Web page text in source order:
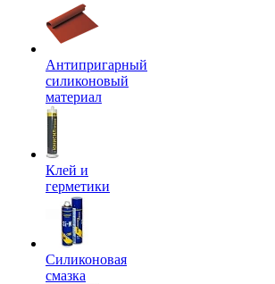
Антипригарный
силиконовый
материал
Клей и
герметики
Силиконовая
смазка